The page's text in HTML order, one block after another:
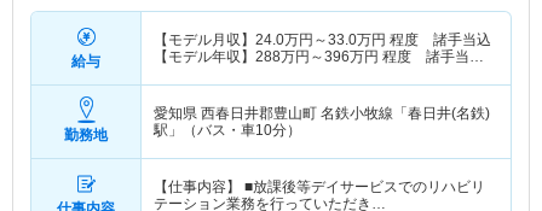
給与
【モデル月収】 24.0万円～33.0万円 程度 諸手当込
【モデル年収】 288万円～396万円 程度 諸手当
勤務地
愛知県 西春日井郡豊山町 名鉄小牧線「春日井(名鉄)
駅」（バス・車10分）
【仕事内容】 ■放課後等デイサービスでのリハビリ
テーション業務を行っていただき…